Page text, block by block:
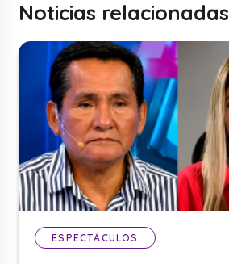
Noticias relacionadas
ESPECTÁCULOS